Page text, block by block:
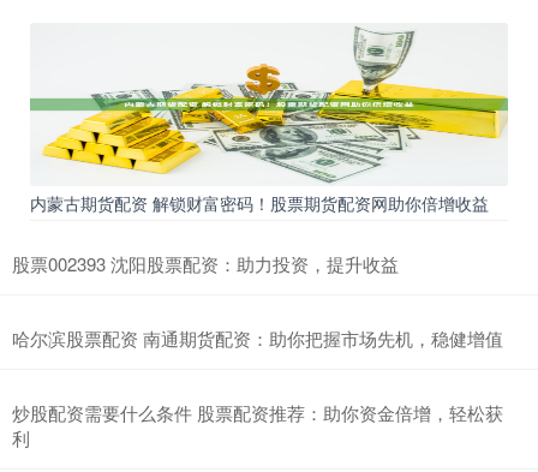
内蒙古期货配资 解锁财富密码！股票期货配资网助你倍增收益
股票002393 沈阳股票配资：助力投资，提升收益
哈尔滨股票配资 南通期货配资：助你把握市场先机，稳健增值
炒股配资需要什么条件 股票配资推荐：助你资金倍增，轻松获
利